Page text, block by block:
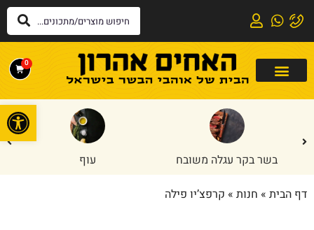
0
בשר בקר עגלה משובח עוף
דף הבית » חנות » קרפצ’יו פילה